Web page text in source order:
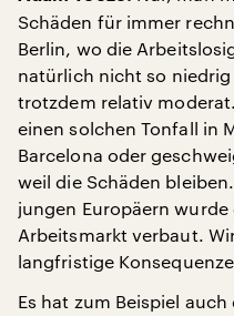
Schäden für immer
Berlin, wo die
natürlich nicht so niedrig
trotzdem relativ
einen solchen Tonfall in
Barcelona oder
weil die Schäden
jungen Europäern
Arbeitsmarkt verbaut.
langfristige
Es hat zum Beispiel